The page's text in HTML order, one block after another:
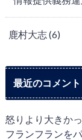
鹿村大志(6)
最近のコメント
怒りより大きか
フランフランを